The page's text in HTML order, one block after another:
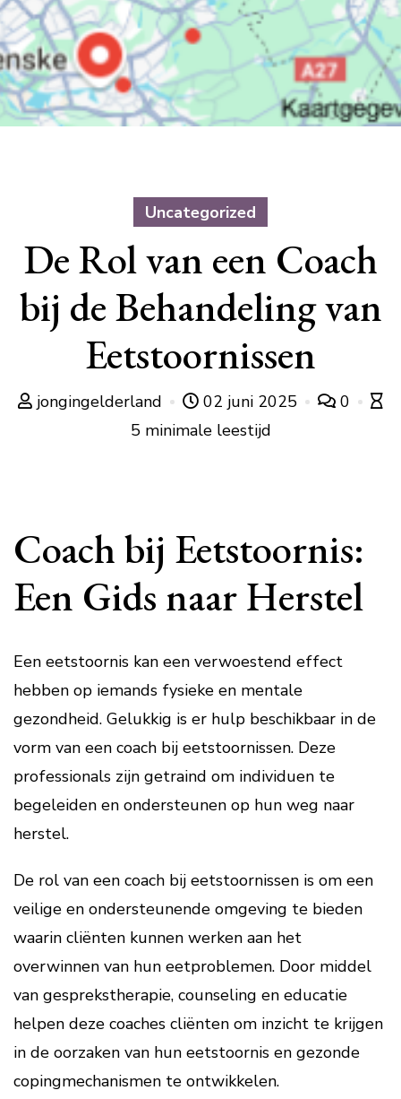
Uncategorized
De Rol van een Coach
bij de Behandeling van
Eetstoornissen
jongingelderland 02 juni 2025
0
5 minimale leestijd
Coach bij Eetstoornis:
Een Gids naar Herstel
Een eetstoornis kan een verwoestend effect
hebben op iemands fysieke en mentale
gezondheid. Gelukkig is er hulp beschikbaar in de
vorm van een coach bij eetstoornissen. Deze
professionals zijn getraind om individuen te
begeleiden en ondersteunen op hun weg naar
herstel.
De rol van een coach bij eetstoornissen is om een
veilige en ondersteunende omgeving te bieden
waarin cliënten kunnen werken aan het
overwinnen van hun eetproblemen. Door middel
van gesprekstherapie, counseling en educatie
helpen deze coaches cliënten om inzicht te krijgen
in de oorzaken van hun eetstoornis en gezonde
copingmechanismen te ontwikkelen.